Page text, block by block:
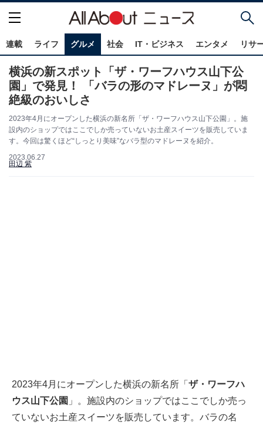
連載 ライフ グルメ 社会 IT・ビジネス エンタメ リサ
横浜の新スポット「ザ・ワーフハウス山下公
園」で発見！ 「バラの形のマドレーヌ」が悶
絶級のおいしさ
2023年4月にオープンした横浜の新名所「ザ・ワーフハウス山下公園」。施
設内のショップではここでしか売っていないお土産スイーツを販売していま
す。今回は驚くほど“しっとり美味”なバラ型のマドレーヌを紹介。
2023.06.27
田辺 紫
2023年4月にオープンした横浜の新名所「 ザ・ワーフハ
ウス山下公園 」。施設内のショップではここでしか売っ
ていないお土産スイーツを販売しています。バラの名